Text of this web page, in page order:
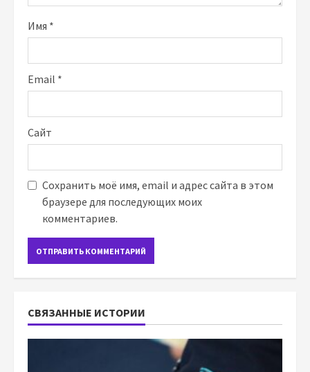
Имя *
Email *
Сайт
Сохранить моё имя, email и адрес сайта в этом
браузере для последующих моих
комментариев.
СВЯЗАННЫЕ ИСТОРИИ